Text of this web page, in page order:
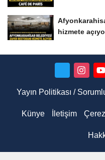
hizmete
Yayın Politikası /
Künye İletişim